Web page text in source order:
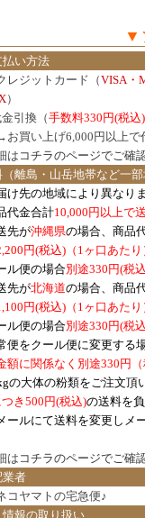
▼
い方法
レジットカード（VISA・
）
引換（手数料330円(税込)
お買い上げ6,000円以上で
はコチラのページでご確
離島・山岳地帯など一
け先の地域により異なり
代金合計10,000円以上で
先が沖縄県の場合、商品
円(税込)（1ヶ口あたり
ル便の場合別途330円(税
先が北海道の場合、商品
円(税込) （1ヶ口あた
ル便の場合別途330円(税
便をクール便に変更する
額に関係なく別途330円
の大体の粉類をご注文頂
き500円(税込)の送料を
ールにて送料を変更しメ
は コチラのページでご確
業者
コヤマトの宅急便♪
報の取り扱い